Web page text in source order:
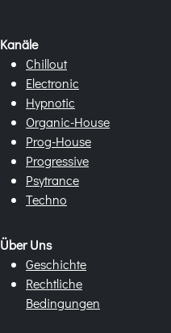
Kanäle
Chillout
Electronic
Hypnotic
Organic-House
Prog-House
Progressive
Psytrance
Techno
Über Uns
Geschichte
Rechtliche
Bedingungen